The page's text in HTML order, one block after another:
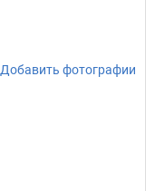
Добавить фотографии